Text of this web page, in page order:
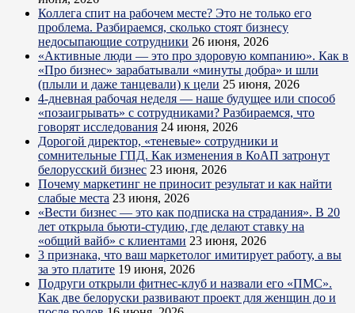
Коллега спит на рабочем месте? Это не только его
проблема. Разбираемся, сколько стоят бизнесу
недосыпающие сотрудники 26 июня, 2026
«Активные люди — это про здоровую компанию». Как в
«Про бизнес» зарабатывали «минуты добра» и шли
(плыли и даже танцевали) к цели 25 июня, 2026
4-дневная рабочая неделя — наше будущее или способ
«позаигрывать» с сотрудниками? Разбираемся, что
говорят исследования 24 июня, 2026
Дорогой директор, «теневые» сотрудники и
сомнительные ГПД. Как изменения в КоАП затронут
белорусский бизнес 23 июня, 2026
Почему маркетинг не приносит результат и как найти
слабые места 23 июня, 2026
«Вести бизнес — это как подписка на страдания». В 20
лет открыла бьюти-студию, где делают ставку на
«общий вайб» с клиентами 23 июня, 2026
3 признака, что ваш маркетолог имитирует работу, а вы
за это платите 19 июня, 2026
Подруги открыли фитнес-клуб и назвали его «ПМС».
Как две белоруски развивают проект для женщин до и